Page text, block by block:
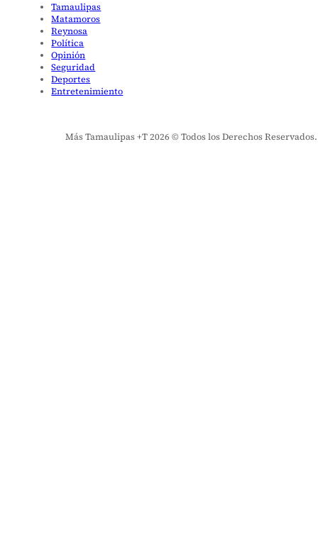
Tamaulipas
Matamoros
Reynosa
Política
Opinión
Seguridad
Deportes
Entretenimiento
Más Tamaulipas +T 2026 © Todos los Derechos